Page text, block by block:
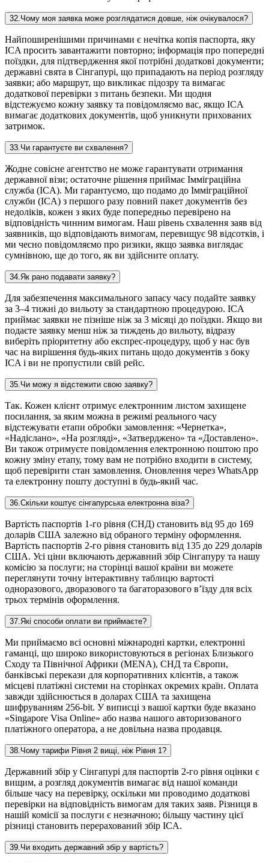
32 Чому моя заявка може розглядатися довше, ніж очікувалося?
Найпоширенішими причинами є нечітка копія паспорта, яку
ICA просить завантажити повторно; інформація про попередні
поїздки, для підтвердження якої потрібні додаткові документи;
державні свята в Сінгапурі, що припадають на період розгляду
заявки; або маршрут, що викликає підозру та вимагає
додаткової перевірки з питань безпеки. Ми щодня
відстежуємо кожну заявку та повідомляємо вас, якщо ICA
вимагає додаткових документів, щоб уникнути прихованих
затримок.
33 Чи гарантуєте ви схвалення?
Жодне совісне агентство не може гарантувати отримання
державної візи; остаточне рішення приймає Імміграційна
служба (ICA). Ми гарантуємо, що подамо до Імміграційної
служби (ICA) з першого разу повний пакет документів без
недоліків, кожен з яких буде попередньо перевірено на
відповідність чинним вимогам. Наш рівень схвалення заяв від
заявників, що відповідають вимогам, перевищує 98 відсотків, і
ми чесно повідомляємо про ризики, якщо заявка виглядає
сумнівною, ще до того, як ви здійсните оплату.
34 Як рано подавати заявку?
Для забезпечення максимального запасу часу подайте заявку
за 3–4 тижні до вильоту за стандартною процедурою. ICA
приймає заявки не пізніше ніж за 3 місяці до поїздки. Якщо ви
подаєте заявку менш ніж за тиждень до вильоту, відразу
виберіть пріоритетну або експрес-процедуру, щоб у нас був
час на вирішення будь-яких питань щодо документів з боку
ICA і ви не пропустили свій рейс.
35 Чи можу я відстежити свою заявку?
Так. Кожен клієнт отримує електронним листом захищене
посилання, за яким можна в режимі реального часу
відстежувати етапи обробки замовлення: «Чернетка»,
«Надіслано», «На розгляді», «Затверджено» та «Доставлено».
Ви також отримуєте повідомлення електронною поштою про
кожну зміну етапу, тому вам не потрібно входити в систему,
щоб перевірити стан замовлення. Оновлення через WhatsApp
та електронну пошту доступні в будь-який час.
36 Скільки коштує сінгапурська електронна віза?
Вартість паспортів 1-го рівня (СНД) становить від 95 до 169
доларів США залежно від обраного терміну оформлення.
Вартість паспортів 2-го рівня становить від 135 до 229 доларів
США. Усі ціни включають державний збір Сінгапуру та нашу
комісію за послуги; на сторінці вашої країни ви можете
переглянути точну інтерактивну таблицю вартості
одноразового, дворазового та багаторазового в’їзду для всіх
трьох термінів оформлення.
37 Які способи оплати ви приймаєте?
Ми приймаємо всі основні міжнародні картки, електронні
гаманці, що широко використовуються в регіонах Близького
Сходу та Північної Африки (MENA), СНД та Європи,
банківські перекази для корпоративних клієнтів, а також
місцеві платіжні системи на сторінках окремих країн. Оплата
завжди здійснюється в доларах США та захищена
шифруванням 256-bit. У виписці з вашої картки буде вказано
«Singapore Visa Online» або назва нашого авторизованого
платіжного оператора, а не довільна назва продавця.
38 Чому тарифи Рівня 2 вищі, ніж Рівня 1?
Державний збір у Сінгапурі для паспортів 2-го рівня оцінки є
вищим, а розгляд документів вимагає від нашої команди
більше часу на перевірку, оскільки ми проводимо додаткові
перевірки на відповідність вимогам для таких заяв. Різниця в
нашій комісії за послуги є незначною; більшу частину цієї
різниці становить перерахований збір ICA.
39 Чи входить державний збір у вартість?